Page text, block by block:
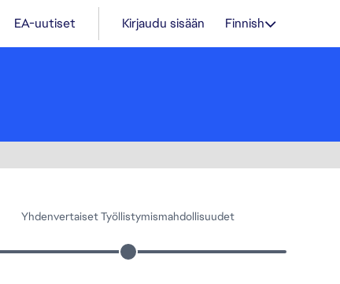
EA-uutiset Kirjaudu sisään Finnish
Yhdenvertaiset Työllistymismahdollisuudet